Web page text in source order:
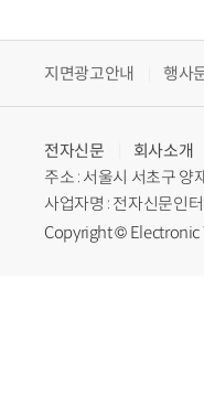
지면광고안내 행사
전자신문
회사소개
주소 : 서울시 서초구
사업자명 : 전자신문인
Copyright © Electronic